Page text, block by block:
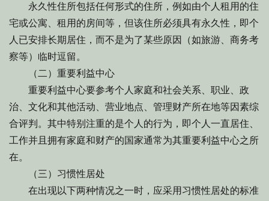
永久性住所包括任何形式的住所，例如由个人租用的住
宅或公寓、租用的房间等，但该住所必须具有永久性，即个
人已安排长期居住，而不是为了某些原因（如旅游、商务考
察等）临时逗留。
（二）重要利益中心
重要利益中心要参考个人家庭和社会关系、职业、政
治、文化和其他活动、营业地点、管理财产所在地等因素综
合评判。其中特别注重的是个人的行为，即个人一直居住、
工作并且拥有家庭和财产的国家通常为其重要利益中心之所
在。
（三）习惯性居处
在出现以下两种情况之一时，应采用习惯性居处的标准